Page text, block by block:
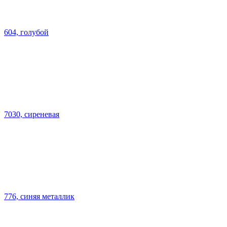
604, голубой
7030, сиреневая
776, синяя металлик